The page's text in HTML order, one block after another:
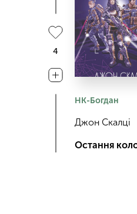
НК-Богдан
Джон Скалці
Остання
4